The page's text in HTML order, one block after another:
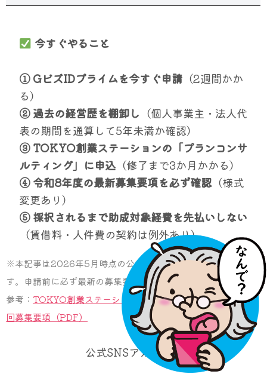
今すぐやること
① GビズIDプライムを今すぐ申請 （2週間かか
る）
② 過去の経営歴を棚卸し （個人事業主・法人代
表の期間を通算して5年未満か確認）
③ TOKYO創業ステーションの「プランコンサ
ルティング」に申込 （修了まで3か月かかる）
④ 令和8年度の最新募集要項を必ず確認（様式
変更あり）
⑤ 採択されるまで助成対象経費を先払いしない
（賃借料・人件費の契約は例外あり）
※本記事は2026年5月時点の公式情報をもとに作成していま
す。申請前に必ず最新の募集要項をご確認ください。
参考： TOKYO創業ステーション 創業助成事業｜令和8年度第1
回募集要項（PDF）
公式SNSアカウント